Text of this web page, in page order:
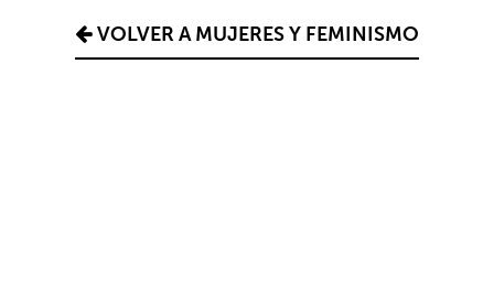
VOLVER A MUJERES Y FEMINISMO